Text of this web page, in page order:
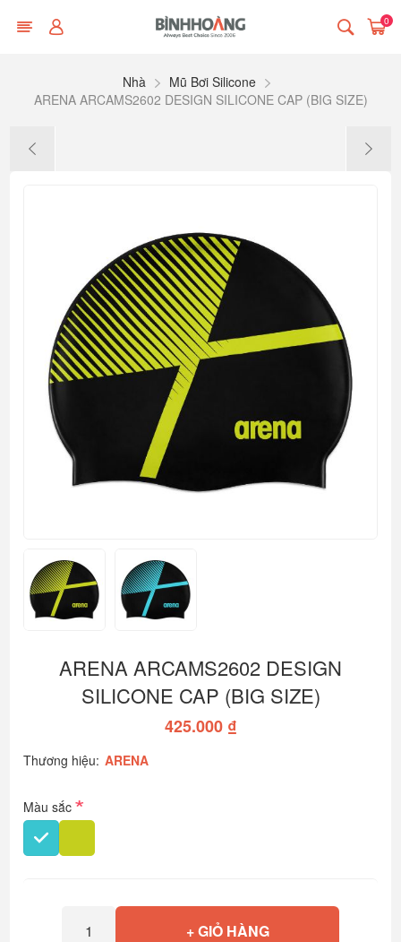
0
Nhà
Mũ Bơi Silicone
ARENA ARCAMS2602 DESIGN SILICONE CAP (BIG SIZE)
ARENA ARCAMS2602 DESIGN
SILICONE CAP (BIG SIZE)
425.000 ₫
Thương hiệu: ARENA
Màu sắc*
+ GIỎ HÀNG